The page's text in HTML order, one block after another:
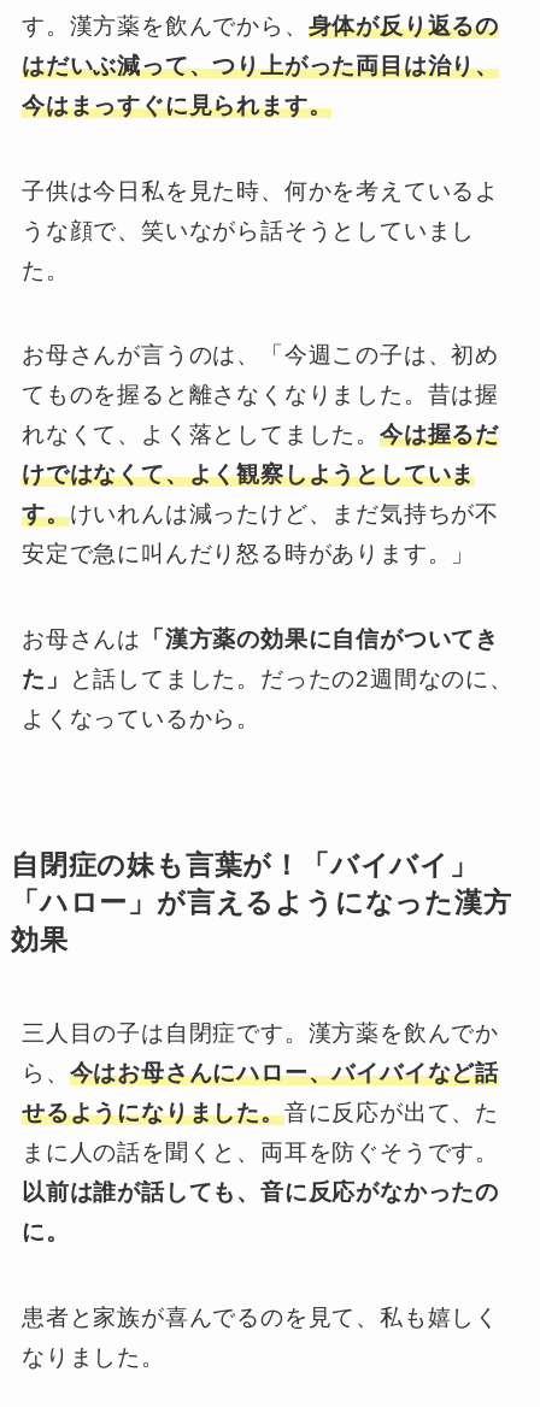
す。漢方薬を飲んでから、 身体が反り返るの
はだいぶ減って、つり上がった両目は治り、
今はまっすぐに見られます。
子供は今日私を見た時、何かを考えているよ
うな顔で、笑いながら話そうとしていまし
た。
お母さんが言うのは、「今週この子は、初め
てものを握ると離さなくなりました。昔は握
れなくて、よく落としてました。 今は握るだ
けではなくて、よく観察しようとしていま
す。けいれんは減ったけど、まだ気持ちが不
安定で急に叫んだり怒る時があります。」
お母さんは 「漢方薬の効果に自信がついてき
た」
と話してました。だったの2週間なのに、
よくなっているから。
自閉症の妹も言葉が！「バイバイ」
「ハロー」が言えるようになった漢方
効果
三人目の子は自閉症です。漢方薬を飲んでか
ら、 今はお母さんにハロー、バイバイなど話
せるようになりました。音に反応が出て、た
まに人の話を聞くと、両耳を防ぐそうです。
以前は誰が話しても、音に反応がなかったの
に。
患者と家族が喜んでるのを見て、私も嬉しく
なりました。